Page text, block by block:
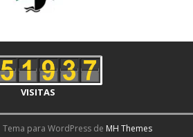
VISITAS
para WordPress de MH Themes